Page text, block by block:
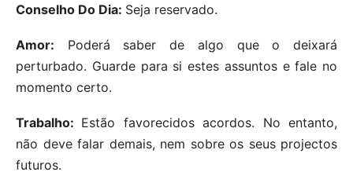
Conselho Do Dia: Seja reservado.
Amor: Poderá saber de algo que o deixará
perturbado. Guarde para si estes assuntos e fale no
momento certo.
Trabalho: Estão favorecidos acordos. No entanto,
não deve falar demais, nem sobre os seus projectos
futuros.